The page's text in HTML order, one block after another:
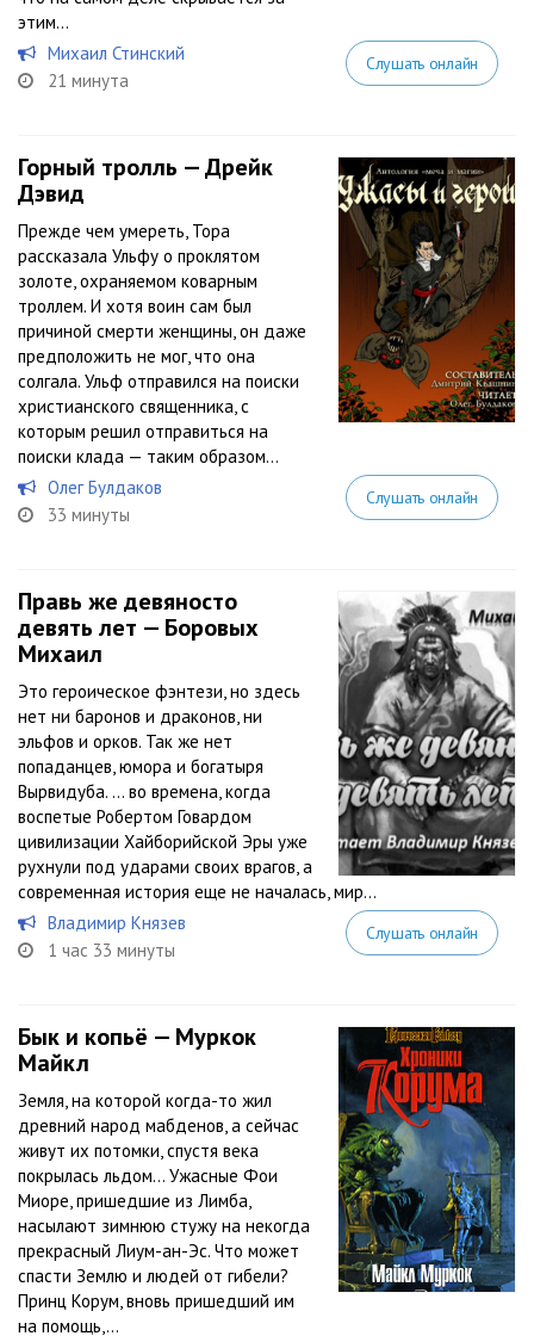
этим...
Михаил Стинский
21 минута
Слушать онлайн
Горный тролль — Дрейк
Дэвид
Прежде чем умереть, Тора
рассказала Ульфу о проклятом
золоте, охраняемом коварным
троллем. И хотя воин сам был
причиной смерти женщины, он даже
предположить не мог, что она
солгала. Ульф отправился на поиски
христианского священника, с
которым решил отправиться на
поиски клада — таким образом...
Олег Булдаков
33 минуты
Слушать онлайн
Правь же девяносто
девять лет — Боровых
Михаил
Это героическое фэнтези, но здесь
нет ни баронов и драконов, ни
эльфов и орков. Так же нет
попаданцев, юмора и богатыря
Вырвидуба. … во времена, когда
воспетые Робертом Говардом
цивилизации Хайборийской Эры уже
рухнули под ударами своих врагов, а
современная история еще не началась, мир...
Владимир Князев
1 час 33 минуты
Слушать онлайн
Бык и копьё — Муркок
Майкл
Земля, на которой когда-то жил
древний народ мабденов, а сейчас
живут их потомки, спустя века
покрылась льдом… Ужасные Фои
Миоре, пришедшие из Лимба,
насылают зимнюю стужу на некогда
прекрасный Лиум-ан-Эс. Что может
спасти Землю и людей от гибели?
Принц Корум, вновь пришедший им
на помощь,...